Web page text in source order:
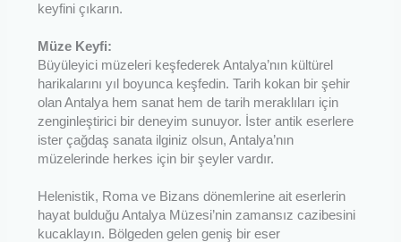
keyfini çıkarın.
Müze Keyfi:
Büyüleyici müzeleri keşfederek Antalya’nın kültürel
harikalarını yıl boyunca keşfedin. Tarih kokan bir şehir
olan Antalya hem sanat hem de tarih meraklıları için
zenginleştirici bir deneyim sunuyor. İster antik eserlere
ister çağdaş sanata ilginiz olsun, Antalya’nın
müzelerinde herkes için bir şeyler vardır.
Helenistik, Roma ve Bizans dönemlerine ait eserlerin
hayat bulduğu Antalya Müzesi’nin zamansız cazibesini
kucaklayın. Bölgeden gelen geniş bir eser